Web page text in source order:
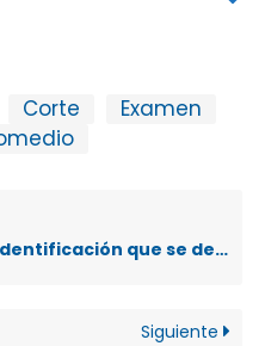
Corte
Examen
escribir en los promedios de admisión?
Siguiente